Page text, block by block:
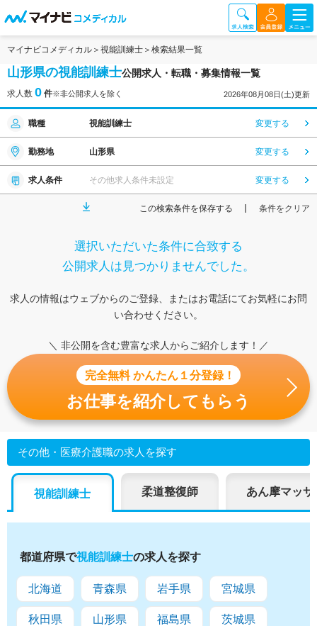
マイナビコメディカル 視能訓練士 検索結果一覧
山形県の視能訓練士公開求人・転職・募集情報一覧
求人数 0 件※非公開求人を除く 2026年08月08日(土)更新
職種 視能訓練士 変更する
勤務地 山形県 変更する
求人条件 その他求人条件未設定 変更する
この検索条件を保存する 条件をクリア
選択いただいた条件に合致する
公開求人は見つかりませんでした。
求人の情報はウェブからのご登録、またはお電話にてお気軽にお問
い合わせください。
＼ 非公開を含む豊富な求人からご紹介します！／
完全無料 かんたん１分登録！
お仕事を紹介してもらう
その他・医療介護職の求人を探す
視能訓練士 柔道整復師 あん摩マッ
都道府県で視能訓練士の求人を探す
北海道 青森県 岩手県 宮城県
秋田県 山形県 福島県 茨城県